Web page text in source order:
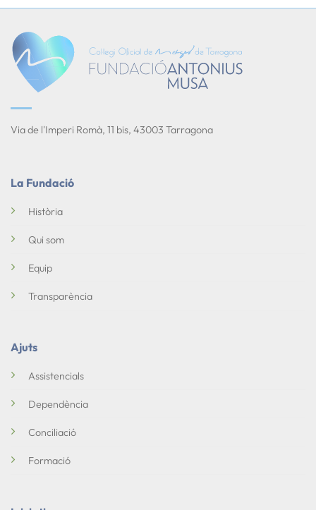
Via de l'Imperi Romà, 11 bis, 43003 Tarragona
La Fundació
Història
Qui som
Equip
Transparència
Ajuts
Assistencials
Dependència
Conciliació
Formació